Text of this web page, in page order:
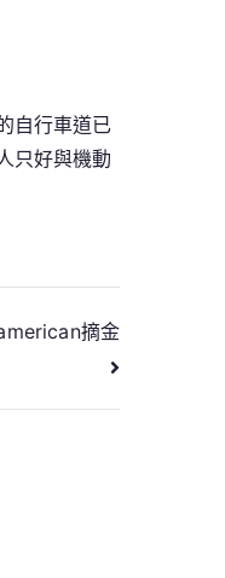
自行車道已
只好與機動
摘金